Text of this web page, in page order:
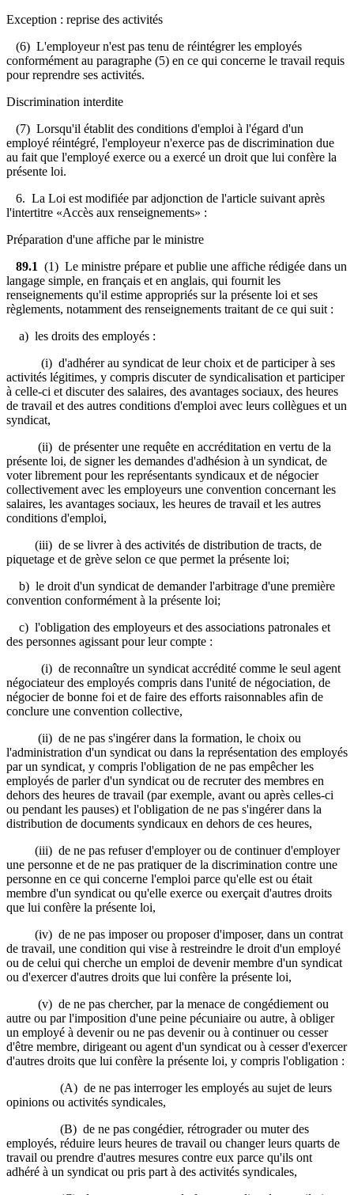
Exception : reprise des activités
(6) L'employeur n'est pas tenu de réintégrer les employés
conformément au paragraphe (5) en ce qui concerne le travail requis
pour reprendre ses activités.
Discrimination interdite
(7) Lorsqu'il établit des conditions d'emploi à l'égard d'un
employé réintégré, l'employeur n'exerce pas de discrimination due
au fait que l'employé exerce ou a exercé un droit que lui confère la
présente loi.
6. La Loi est modifiée par adjonction de l'article suivant après
l'intertitre «Accès aux renseignements» :
Préparation d'une affiche par le ministre
89.1 (1) Le ministre prépare et publie une affiche rédigée dans un
langage simple, en français et en anglais, qui fournit les
renseignements qu'il estime appropriés sur la présente loi et ses
règlements, notamment des renseignements traitant de ce qui suit :
a) les droits des employés :
(i) d'adhérer au syndicat de leur choix et de participer à ses
activités légitimes, y compris discuter de syndicalisation et participer
à celle-ci et discuter des salaires, des avantages sociaux, des heures
de travail et des autres conditions d'emploi avec leurs collègues et un
syndicat,
(ii) de présenter une requête en accréditation en vertu de la
présente loi, de signer les demandes d'adhésion à un syndicat, de
voter librement pour les représentants syndicaux et de négocier
collectivement avec les employeurs une convention concernant les
salaires, les avantages sociaux, les heures de travail et les autres
conditions d'emploi,
(iii) de se livrer à des activités de distribution de tracts, de
piquetage et de grève selon ce que permet la présente loi;
b) le droit d'un syndicat de demander l'arbitrage d'une première
convention conformément à la présente loi;
c) l'obligation des employeurs et des associations patronales et
des personnes agissant pour leur compte :
(i) de reconnaître un syndicat accrédité comme le seul agent
négociateur des employés compris dans l'unité de négociation, de
négocier de bonne foi et de faire des efforts raisonnables afin de
conclure une convention collective,
(ii) de ne pas s'ingérer dans la formation, le choix ou
l'administration d'un syndicat ou dans la représentation des employés
par un syndicat, y compris l'obligation de ne pas empêcher les
employés de parler d'un syndicat ou de recruter des membres en
dehors des heures de travail (par exemple, avant ou après celles-ci
ou pendant les pauses) et l'obligation de ne pas s'ingérer dans la
distribution de documents syndicaux en dehors de ces heures,
(iii) de ne pas refuser d'employer ou de continuer d'employer
une personne et de ne pas pratiquer de la discrimination contre une
personne en ce qui concerne l'emploi parce qu'elle est ou était
membre d'un syndicat ou qu'elle exerce ou exerçait d'autres droits
que lui confère la présente loi,
(iv) de ne pas imposer ou proposer d'imposer, dans un contrat
de travail, une condition qui vise à restreindre le droit d'un employé
ou de celui qui cherche un emploi de devenir membre d'un syndicat
ou d'exercer d'autres droits que lui confère la présente loi,
(v) de ne pas chercher, par la menace de congédiement ou
autre ou par l'imposition d'une peine pécuniaire ou autre, à obliger
un employé à devenir ou ne pas devenir ou à continuer ou cesser
d'être membre, dirigeant ou agent d'un syndicat ou à cesser d'exercer
d'autres droits que lui confère la présente loi, y compris l'obligation :
(A) de ne pas interroger les employés au sujet de leurs
opinions ou activités syndicales,
(B) de ne pas congédier, rétrograder ou muter des
employés, réduire leurs heures de travail ou changer leurs quarts de
travail ou prendre d'autres mesures contre eux parce qu'ils ont
adhéré à un syndicat ou pris part à des activités syndicales,